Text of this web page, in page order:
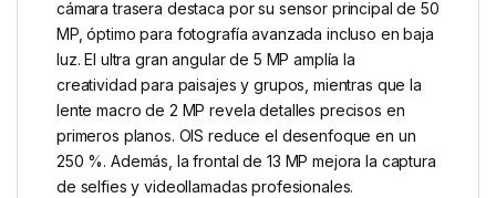
cámara trasera destaca por su sensor principal de 50
MP, óptimo para fotografía avanzada incluso en baja
luz. El ultra gran angular de 5 MP amplía la
creatividad para paisajes y grupos, mientras que la
lente macro de 2 MP revela detalles precisos en
primeros planos. OIS reduce el desenfoque en un
250 %. Además, la frontal de 13 MP mejora la captura
de selfies y videollamadas profesionales.